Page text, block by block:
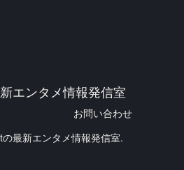
エンタメ情報発信室
お問い合わせ
最新エンタメ情報発信室.